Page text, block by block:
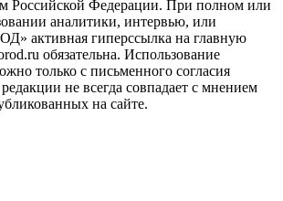
Российской Федерации. При полном или
аналитики, интервью, или
активная гиперссылка на главную
обязательна. Использование
только с письменного согласия
не всегда совпадает с мнением
на сайте.